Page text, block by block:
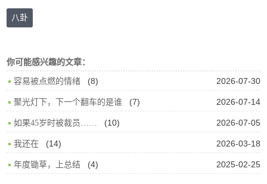
八卦
你可能感兴趣的文章：
2026-07-30
容易被点燃的情绪 (8)
2026-07-14
聚光灯下，下一个翻车的是谁 (7)
2026-07-05
如果45岁时被裁员…… (10)
2026-03-18
我还在 (14)
2025-02-25
年度锄草，上总结 (4)